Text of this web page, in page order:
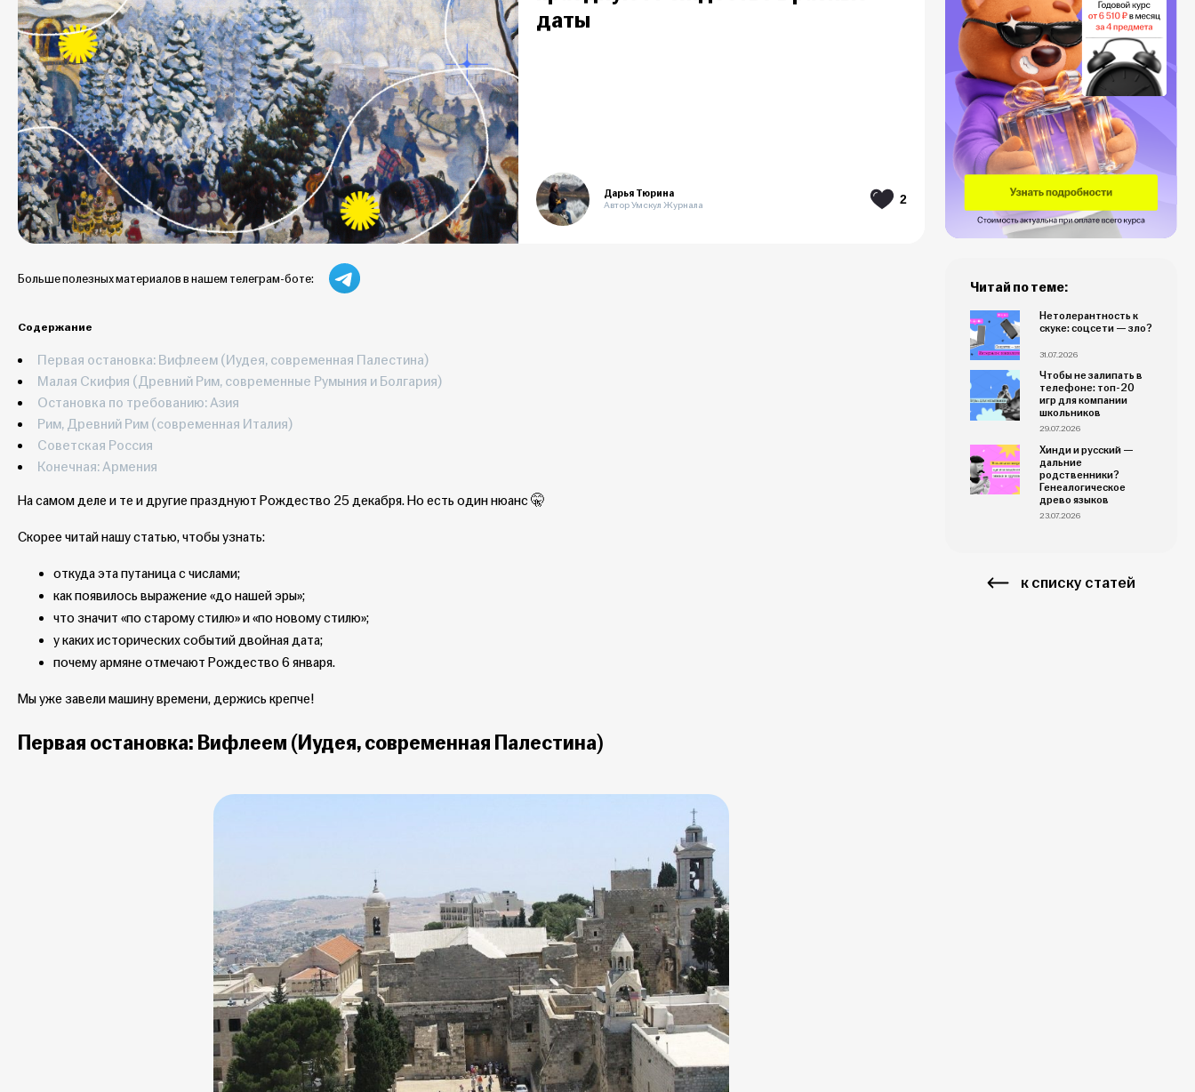
даты
Дарья Тюрина
Автор Умскул Журнала
2
Больше полезных материалов в нашем телеграм-боте:
Содержание
Первая остановка: Вифлеем (Иудея, современная Палестина)
Малая Скифия (Древний Рим, современные Румыния и Болгария)
Остановка по требованию: Азия
Рим, Древний Рим (современная Италия)
Советская Россия
Конечная: Армения
На самом деле и те и другие празднуют Рождество 25 декабря. Но есть один нюанс 🤫
Скорее читай нашу статью, чтобы узнать:
откуда эта путаница с числами;
как появилось выражение «до нашей эры»;
что значит «по старому стилю» и «по новому стилю»;
у каких исторических событий двойная дата;
почему армяне отмечают Рождество 6 января.
Мы уже завели машину времени, держись крепче!
Первая остановка: Вифлеем (Иудея, современная Палестина)
Читай по теме:
Нетолерантность к
скуке: соцсети — зло?
31.07.2026
Чтобы не залипать в
телефоне: топ-20
игр для компании
школьников
29.07.2026
Хинди и русский —
дальние
родственники?
Генеалогическое
древо языков
23.07.2026
к списку статей